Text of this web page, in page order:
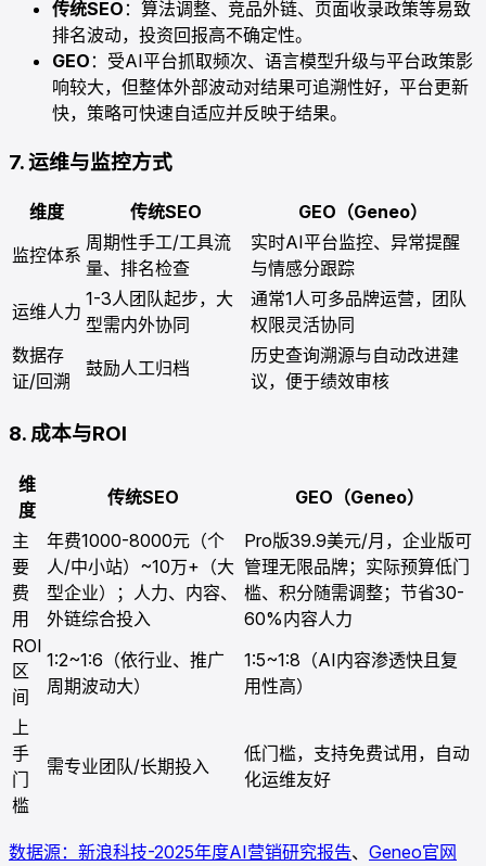
传统SEO ：算法调整、竞品外链、页面收录政策等易致
排名波动，投资回报高不确定性。
GEO ：受AI平台抓取频次、语言模型升级与平台政策影
响较大，但整体外部波动对结果可追溯性好，平台更新
快，策略可快速自适应并反映于结果。
7. 运维与监控方式
维度 传统SEO
GEO（Geneo）
监控体系
周期性手工/工具流
量、排名检查
实时AI平台监控、异常提醒
与情感分跟踪
运维人力
1-3人团队起步，大
型需内外协同
通常1人可多品牌运营，团队
权限灵活协同
数据存
证/回溯
鼓励人工归档
历史查询溯源与自动改进建
议，便于绩效审核
8. 成本与ROI
维
度
传统SEO
GEO（Geneo）
主
要
费
用
年费1000-8000元（个
人/中小站）~10万+（大
型企业）；人力、内容、
外链综合投入
Pro版39.9美元/月，企业版可
管理无限品牌；实际预算低门
槛、积分随需调整；节省30-
60%内容人力
ROI
区
间
1:2~1:6（依行业、推广
周期波动大）
1:5~1:8（AI内容渗透快且复
用性高）
上
手
门
槛
需专业团队/长期投入
低门槛，支持免费试用，自动
化运维友好
数据源：新浪科技-2025年度AI营销研究报告、 Geneo官网